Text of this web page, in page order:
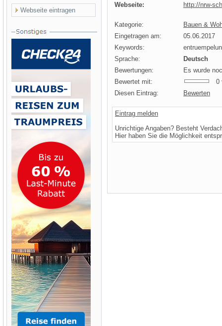
Webseite eintragen
Webseite: http://nrw-
Kategorie:
Bauen &
Eingetragen am:
05.06.2017
Keywords:
Sprache:
Deutsch
Bewertungen:
Es wurde
Bewertet mit:
0
Diesen Eintrag:
Bewerten
Eintrag melden
Unrichtige Angaben? Besteht
Hier haben Sie die Möglichkeit